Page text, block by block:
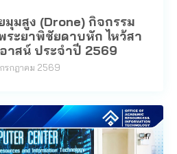
มสูง (Drone) กิจกรรม
ระยาพิชัยดาบหัก ไหว้สา
าสน์ ประจำปี 2569
รกฎาคม 2569